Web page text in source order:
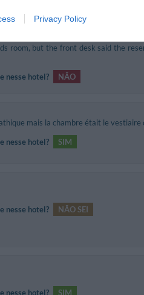
Privacy Policy
room, but the front desk said the
nesse hotel?
NÃO
mais la chambre était le vestiaire
nesse hotel?
SIM
nesse hotel? NÃO SEI
nesse hotel? SIM